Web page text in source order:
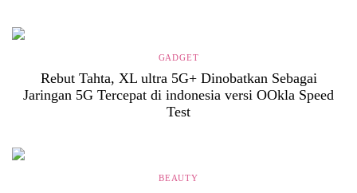
GADGET
Rebut Tahta, XL ultra 5G+ Dinobatkan Sebagai
Jaringan 5G Tercepat di indonesia versi OOkla Speed
Test
BEAUTY